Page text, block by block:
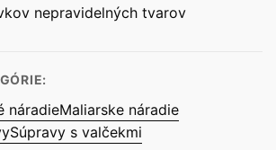
nepravidelných tvarov
náradieMaliarske náradie
Súpravy s valčekmi